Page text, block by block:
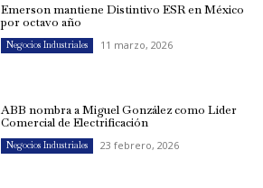
Emerson mantiene Distintivo ESR en México
por octavo año
Negocios Industriales 11 marzo, 2026
ABB nombra a Miguel González como Líder
Comercial de Electrificación
Negocios Industriales 23 febrero, 2026